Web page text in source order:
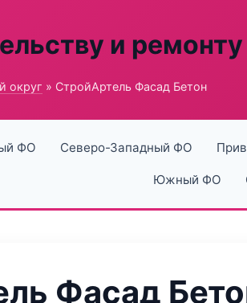
и ремонту
округ » СтройАртель Фасад Бетон
ФО Северо-Западный ФО
Южный ФО
Фасад